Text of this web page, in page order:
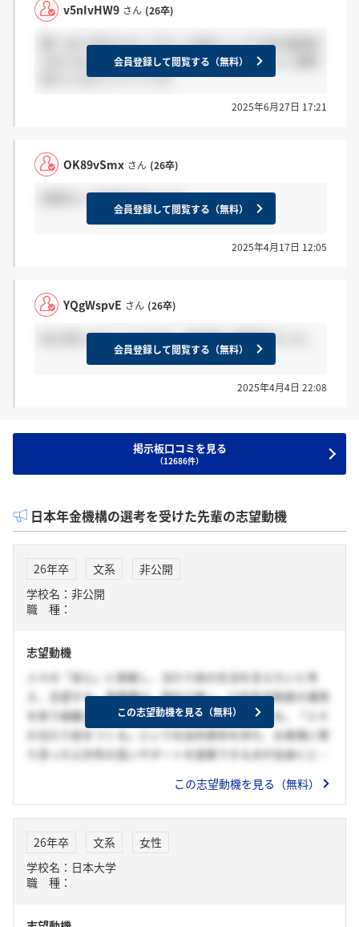
v5nIvHW9 さん (26卒)
驚くほど手応えなくてむしろ清々しいです笑 面接官
の方々はとても優しく終始和やかな面接でした 最終
控えてる方ファイトです
会員登録して閲覧する（無料）
2025年6月27日 17:21
OK89vSmx さん (26卒)
訪問なしで内定でましたよ
会員登録して閲覧する（無料）
2025年4月17日 12:05
YQgWspvE さん (26卒)
私も特になかったですね。終始堅い雰囲気でした。
会員登録して閲覧する（無料）
2025年4月4日 22:08
掲示板口コミを見る
（12686件）
日本年金機構の選考を受けた先輩の志望動機
26年卒 文系
非公開
学校名：非公開
職 種：
志望動機
人々の「安心」に貢献し、当たり前の生活を支えたいと考
え、志望する。貴機構は、国内で唯一、公的年金制度の運用
を担う組織として、人々の生活の基盤を作っている。「人々
の当たり前をつくる」という社会的使命を持ち、お客様に寄
り添った公共性の高いサポートを提案できる点が自身にとっ
任感を持ち、人の為に全うすることにやりがいを感じてき
には、培った力を活かし、お客様視点で自身に出来ることを
模索し、人々の「当たり前」を守りたい。
この志望動機を見る（無料）
この志望動機を見る（無料）
26年卒 文系
女性
学校名：日本大学
職 種：